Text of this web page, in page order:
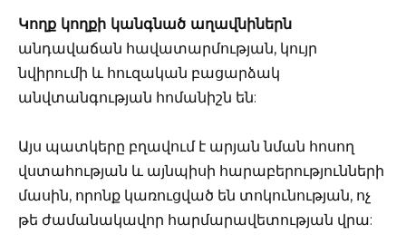
Կողք կողքի կանգնած աղավնիներն
անդավաճան հավատարմության, կույր
նվիրումի և հուզական բացարձակ
անվտանգության հոմանիշն են:
Այս պատկերը բղավում է արյան նման հոսող
վստահության և այնպիսի հարաբերությունների
մասին, որոնք կառուցված են տոկունության, ոչ
թե ժամանակավոր հարմարավետության վրա: